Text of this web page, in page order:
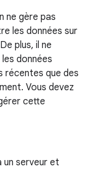
ne gère pas
les données sur
plus, il ne
données
récentes que des
Vous devez
cette
un serveur et